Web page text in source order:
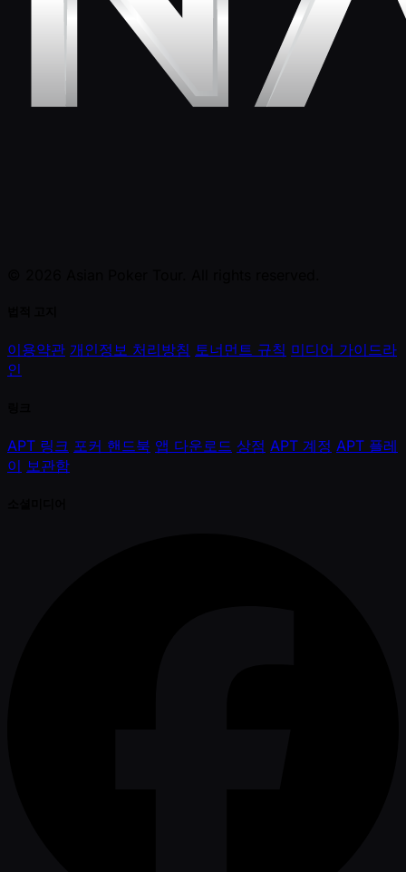
이용약관 개인정보 처리방침 토너먼트 규칙 미디어 가이드라
인
APT 링크 포커 핸드북 앱 다운로드 상점 APT 계정 APT 플레
이 보관함